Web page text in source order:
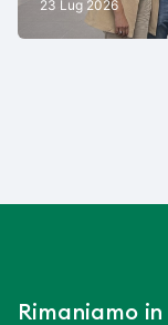
23 Lug 2026
Rimaniamo in